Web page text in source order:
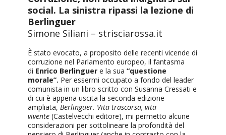
social. La sinistra ripassi la lezione di
Berlinguer
Simone Siliani – strisciarossa.it
È stato evocato, a proposito delle recenti vicende di
corruzione nel Parlamento europeo, il fantasma
di Enrico Berlinguere la sua “questione
morale”. Per essermi occupato a fondo del leader
comunista in un libro scritto con Susanna Cressati e
di cui è appena uscita la seconda edizione
ampliata, Berlinguer. Vita trascorsa, vita
vivente(Castelvecchi editore), mi permetto alcune
considerazioni per sottolineare la profondità del